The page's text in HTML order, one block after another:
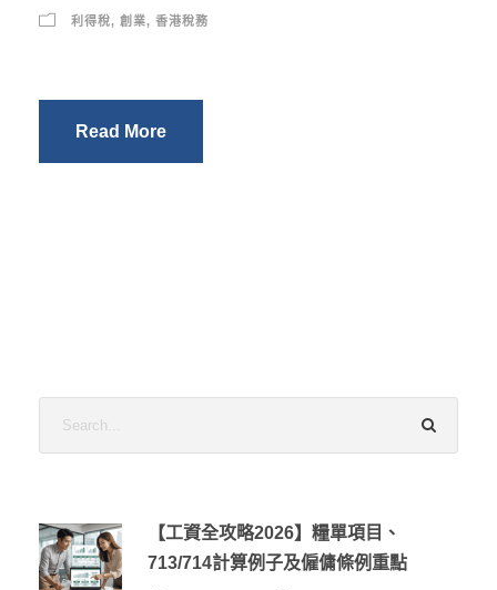
利得稅, 創業, 香港稅務
Read More
【工資全攻略2026】糧單項目、
713/714計算例子及僱傭條例重點